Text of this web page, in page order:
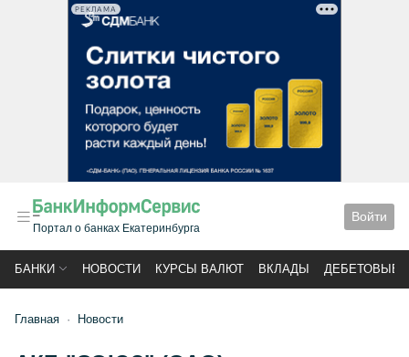
РЕКЛАМА
Портал о банках Екатеринбурга
Войти
БАНКИ НОВОСТИ КУРСЫ ВАЛЮТ ВКЛАДЫ ДЕБЕТОВЫЕ
Главная Новости